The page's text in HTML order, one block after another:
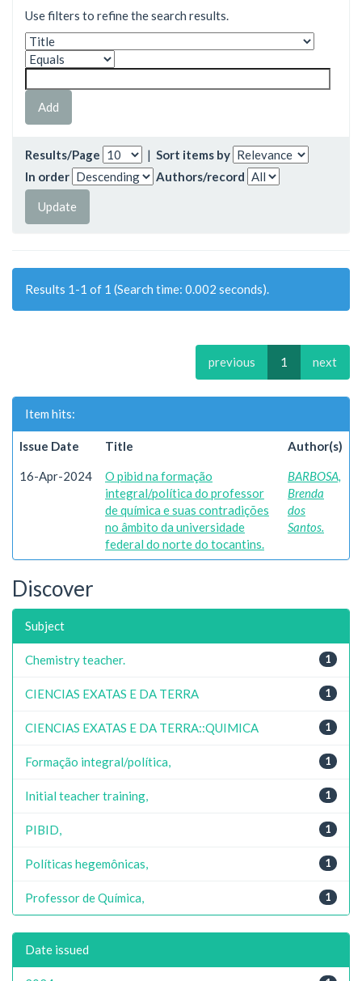
Use filters to refine the search results.
Results/Page | Sort items by
In order
Authors/record
Results 1-1 of 1 (Search time: 0.002 seconds).
previous 1 next
Item hits:
Issue Date Title Author(s)
16-Apr-2024
O pibid na formação
integral/política do professor
de química e suas contradições
no âmbito da universidade
federal do norte do tocantins.
BARBOSA,
Brenda
dos
Santos.
Discover
Subject
1
Chemistry teacher.
1
CIENCIAS EXATAS E DA TERRA
1
CIENCIAS EXATAS E DA TERRA::QUIMICA
1
Formação integral/política,
1
Initial teacher training,
1
PIBID,
1
Políticas hegemônicas,
1
Professor de Química,
Date issued